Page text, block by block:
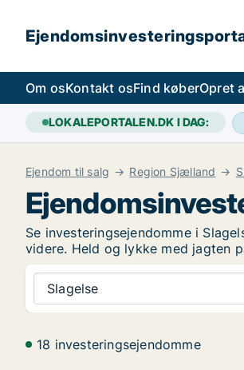
Om osKontakt osFind køberOpret
LOKALEPORTALEN.DK I DAG:
Ejendom til salg Region Sjælland
Se investeringsejendomme i
videre. Held og lykke med jagten
Slagelse
18 investeringsejendomme